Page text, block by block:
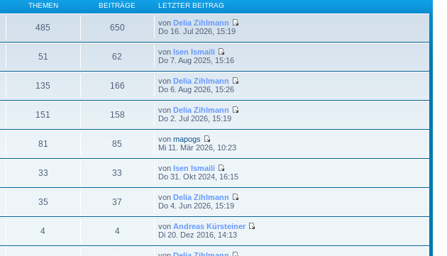
THEMEN BEITRÄGE LETZTER BEITRAG
485 650 vonDelia Zihlmann
Do 16. Jul 2026, 15:19
51 62 vonIsen Ismaili
Do 7. Aug 2025, 15:16
135 166 vonDelia Zihlmann
Do 6. Aug 2026, 15:26
151 158 vonDelia Zihlmann
Do 2. Jul 2026, 15:19
81 85 vonmapogs
Mi 11. Mär 2026, 10:23
33 33 vonIsen Ismaili
Do 31. Okt 2024, 16:15
35 37 vonDelia Zihlmann
Do 4. Jun 2026, 15:19
4 4 vonAndreas Kürsteiner
Di 20. Dez 2016, 14:13